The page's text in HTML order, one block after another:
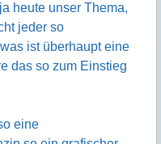
heute unser Thema,
jeder so
ist überhaupt eine
das so zum Einstieg
eine